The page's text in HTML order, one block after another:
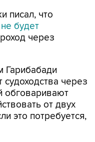
писал, что
не будет
через
через
обговаривают
от двух
это потребуется,